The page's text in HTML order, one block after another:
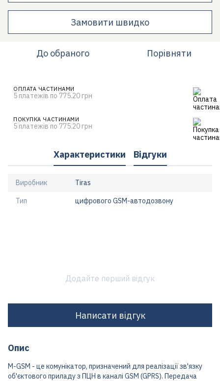
Замовити швидко
До обраного Порівняти
ОПЛАТА ЧАСТИНАМИ
5 платежів по 775.20 грн
ПОКУПКА ЧАСТИНАМИ
5 платежів по 775.20 грн
Характеристики Відгуки
Виробник Tiras
Тип цифрового GSM-автодозвону
Додайте перший відгук
Написати відгук
Опис
M-GSM - це комунікатор, призначений для реалізації зв'язку
об'єктового приладу з ПЦН в каналі GSM (GPRS). Передача